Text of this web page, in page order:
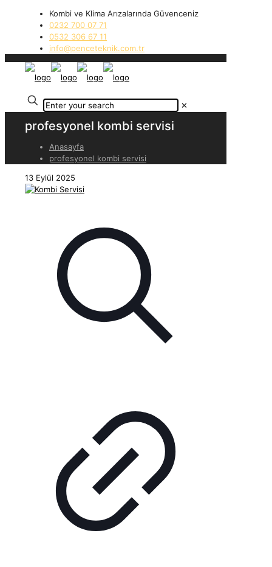
Kombi ve Klima Arızalarında Güvenceniz
0232 700 07 71
0532 306 67 11
info@penceteknik.com.tr
✕
profesyonel kombi servisi
Anasayfa
profesyonel kombi servisi
13 Eylül 2025